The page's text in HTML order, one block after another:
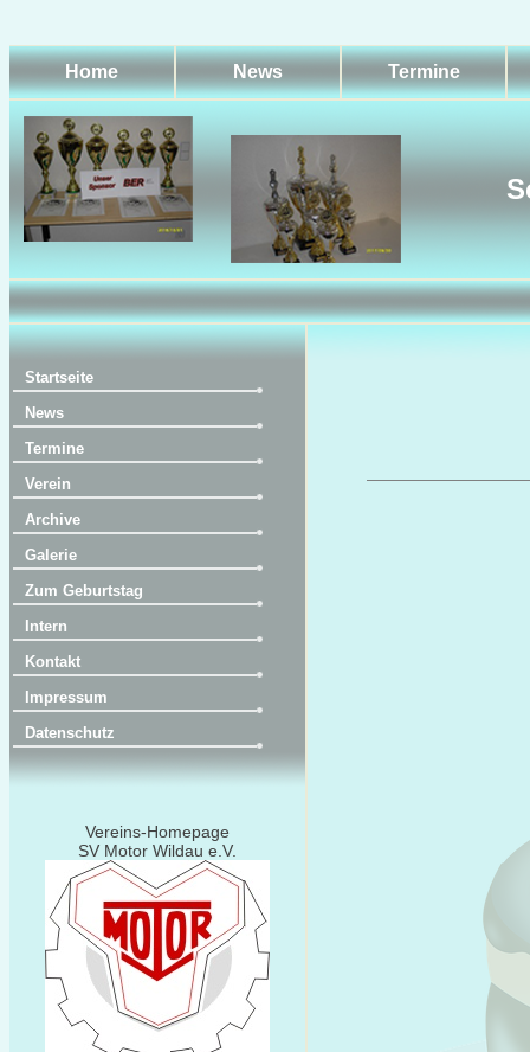
Home News Termine
Startseite
News
Termine
Verein
Archive
Galerie
Zum Geburtstag
Intern
Kontakt
Impressum
Datenschutz
Vereins-Homepage
SV Motor Wildau e.V.